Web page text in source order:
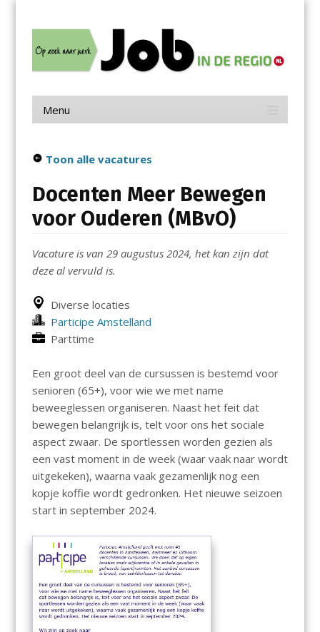
contentJob in de Regio
Menu
Toon alle vacatures
Docenten Meer Bewegen
voor Ouderen (MBvO)
Vacature is van 29 augustus 2024, het kan zijn dat
deze al vervuld is.
Diverse locaties
Participe Amstelland
Parttime
Een groot deel van de cursussen is bestemd voor
senioren (65+), voor wie we met name
beweeglessen organiseren. Naast het feit dat
bewegen belangrijk is, telt voor ons het sociale
aspect zwaar. De sportlessen worden gezien als
een vast moment in de week (waar vaak naar wordt
uitgekeken), waarna vaak gezamenlijk nog een
kopje koffie wordt gedronken. Het nieuwe seizoen
start in september 2024.